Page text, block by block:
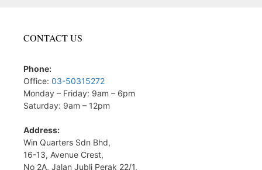
CONTACT US
Phone:
Office: 03-50315272
Monday – Friday: 9am – 6pm
Saturday: 9am – 12pm
Address:
Win Quarters Sdn Bhd,
16-13, Avenue Crest,
No 2A, Jalan Jubli Perak 22/1,